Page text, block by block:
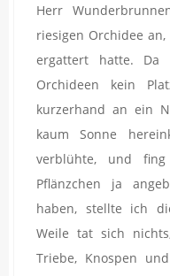
Herr
riesigen Orchidee
ergattert hatte. Da
Orchideen kein
kurzerhand an ein
kaum Sonne
verblühte, und
Pflänzchen ja
haben, stellte ich
Weile tat sich
Triebe, Knospen